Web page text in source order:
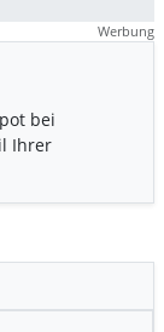
Werbung
bei
Ihrer